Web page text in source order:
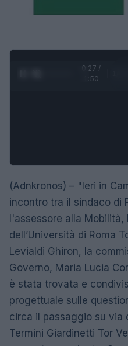
0:28 /
1:50
(Adnkronos) – "Ieri in
incontro tra il sindaco di
l'assessore alla
dell’Università di Roma
Levialdi Ghiron, la
Governo, Maria Lucia
è stata trovata e
progettuale sulle
circa il passaggio su via
Termini Giardinetti Tor